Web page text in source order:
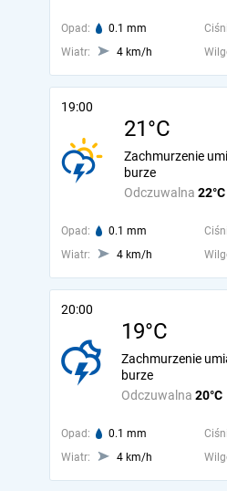
Opad: 0.1 mm
Wiatr:
4 km/h
19:00
21°C
Odczuwalna 22°C
Zachmurzenie
burze
Opad: 0.1 mm
Wiatr:
4 km/h
20:00
19°C
Odczuwalna 20°C
Zachmurzenie
burze
Opad: 0.1 mm
Wiatr:
4 km/h